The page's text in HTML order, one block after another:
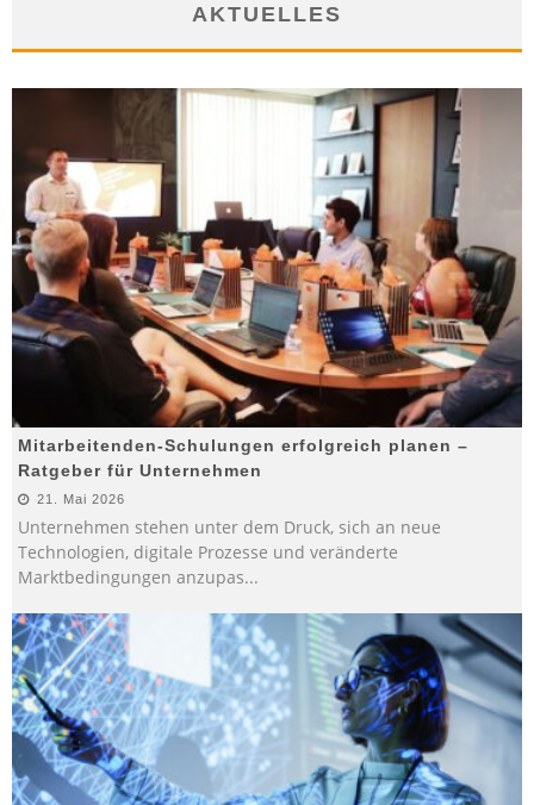
AKTUELLES
Mitarbeitenden-Schulungen erfolgreich planen –
Ratgeber für Unternehmen
21. Mai 2026
Unternehmen stehen unter dem Druck, sich an neue
Technologien, digitale Prozesse und veränderte
Marktbedingungen anzupas...